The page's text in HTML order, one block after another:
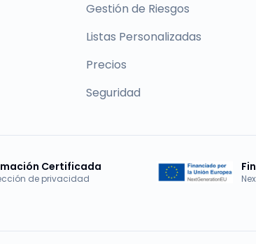
Gestión de Riesgos
Listas Personalizadas
Precios
Seguridad
Certificada
de privacidad